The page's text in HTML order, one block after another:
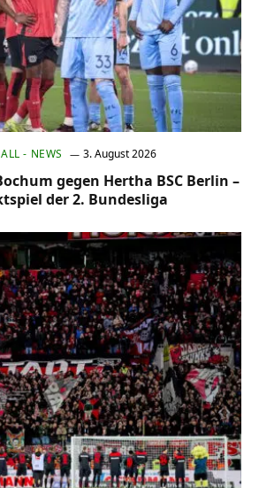
- NEWS 3. August 2026
gegen Hertha BSC Berlin –
der 2. Bundesliga